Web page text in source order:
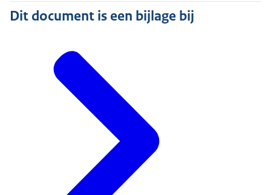
Dit document is een bijlage bij